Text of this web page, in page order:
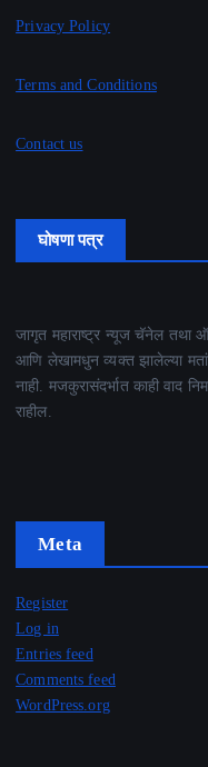
Privacy Policy
Terms and Conditions
Contact us
घोषणा पत्र
जागृत महाराष्ट्र न्यूज चॅनेल तथा
आणि लेखामधुन व्यक्त झालेल्या
नाही. मजकुरासंदर्भात काही वाद
राहील.
Meta
Register
Log in
Entries feed
Comments feed
WordPress.org